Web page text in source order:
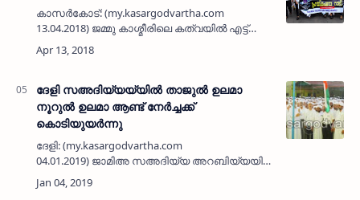
കാസര്‍കോട്: (my.kasargodvartha.com
13.04.2018) ജമ്മു കാശ്മീരിലെ കത്വയില്‍ എട്ട്
വയസ്സുകാരി ആസിഫയെ ക്രൂരമായി പീഡിപ്പിച്ച്
മൃഗീയമായി കൊലപ്പെടുത്തിയതിനെതിരെ
ദേളി സഅദിയ്യയ്യില്‍ താജുല്‍ ഉലമാ
നൂറുല്‍ ഉലമാ ആണ്ട് നേര്‍ച്ചക്ക്
കൊടിയുയര്‍ന്നു
ദേളി: (my.kasargodvartha.com
04.01.2019) ജാമിഅ സഅദിയ്യ അറബിയ്യയില്‍
നടക്കുന്ന താജുല്‍ ഉലമാ നൂറുല്‍ ഉലമാ ആണ്ട്
നേര്‍ച്ചക്ക് സയ്യിദ് ഇസ്മാഈല്‍ ഹാദീ തങ്ങള്‍